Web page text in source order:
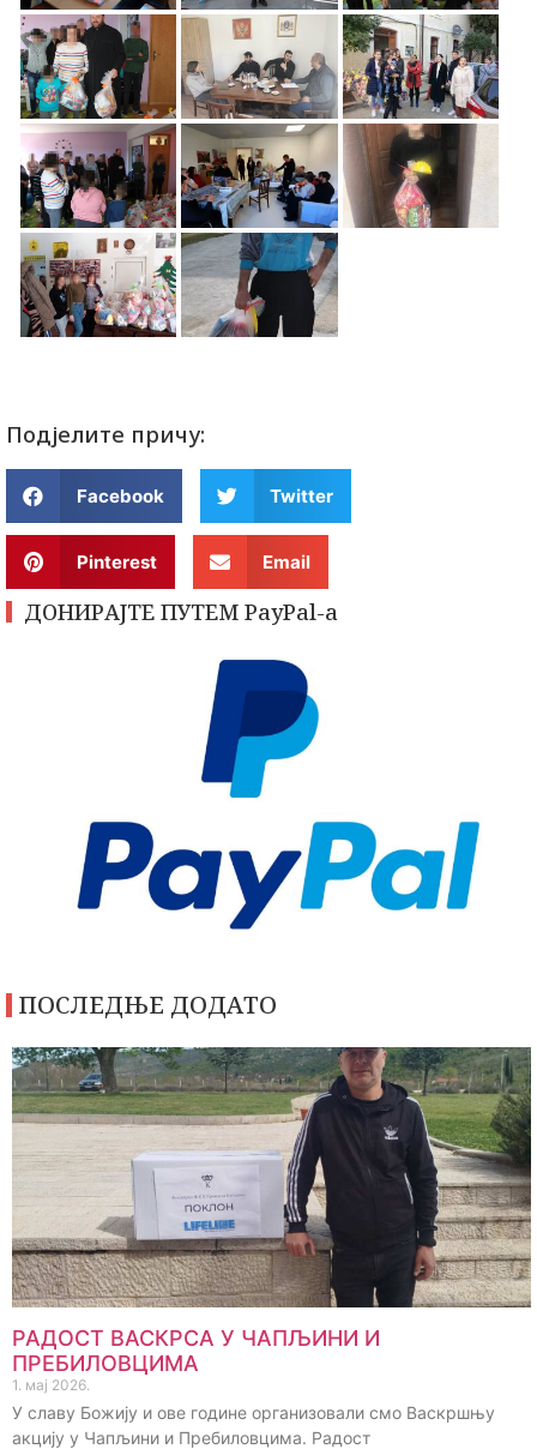
Подјелите причу:
Facebook Twitter
Pinterest Email
ДОНИРАЈТЕ ПУТЕМ PayPal-a
ПОСЛЕДЊЕ ДОДАТО
РАДОСТ ВАСКРСА У ЧАПЉИНИ И
ПРЕБИЛОВЦИМА
1. мај 2026.
У славу Божију и ове године организовали смо Васкршњу
акцију у Чапљини и Пребиловцима. Радост